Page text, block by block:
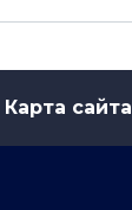
Карта сайта